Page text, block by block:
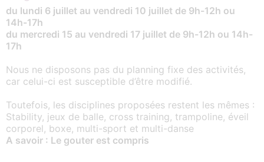
du lundi 6 juillet au vendredi 10 juillet de 9h-12h ou
14h-17h
du mercredi 15 au vendredi 17 juillet de 9h-12h ou 14h-
17h
Nous ne disposons pas du planning fixe des activités,
car celui-ci est susceptible d’être modifié.
Toutefois, les disciplines proposées restent les mêmes :
Stability, jeux de balle, cross training, trampoline, éveil
corporel, boxe, multi-sport et multi-danse
A savoir : Le gouter est compris